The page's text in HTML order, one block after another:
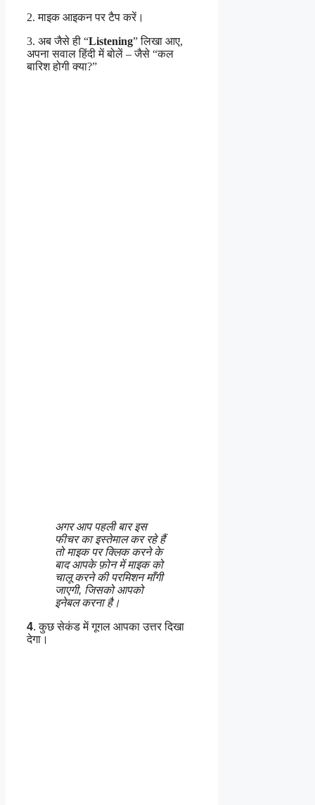
2. माइक आइकन पर टैप करें।
3. अब जैसे ही “Listening” लिखा आए,
अपना सवाल हिंदी में बोलें – जैसे “कल
बारिश होगी क्या?”
अगर आप पहली बार इस
फीचर का इस्तेमाल कर रहे हैं
तो माइक पर क्लिक करने के
बाद आपके फ़ोन में माइक को
चालू करने की परमिशन माँगी
जाएगी, जिसको आपको
इनेबल करना है।
4. कुछ सेकंड में गूगल आपका उत्तर दिखा
देगा।